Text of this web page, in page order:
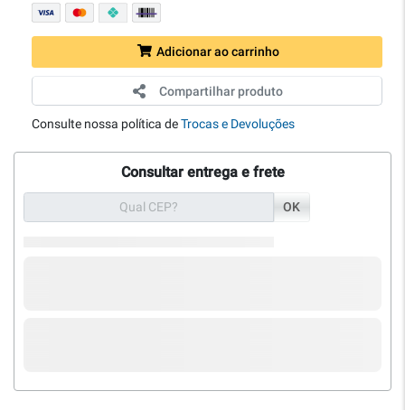
Adicionar ao carrinho
Compartilhar produto
Consulte nossa política deTrocas e Devoluções
Consultar entrega e frete
OK